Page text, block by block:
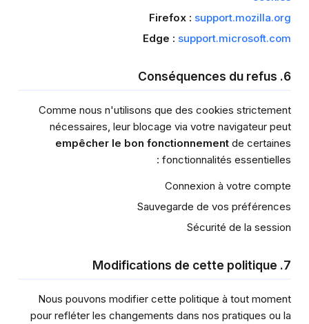
Firefox : support.mozilla.org
Edge : support.microsoft.com
6. Conséquences du refus
Comme nous n'utilisons que des cookies strictement
nécessaires, leur blocage via votre navigateur peut
empêcher le bon fonctionnement de certaines
fonctionnalités essentielles :
Connexion à votre compte
Sauvegarde de vos préférences
Sécurité de la session
7. Modifications de cette politique
Nous pouvons modifier cette politique à tout moment
pour refléter les changements dans nos pratiques ou la